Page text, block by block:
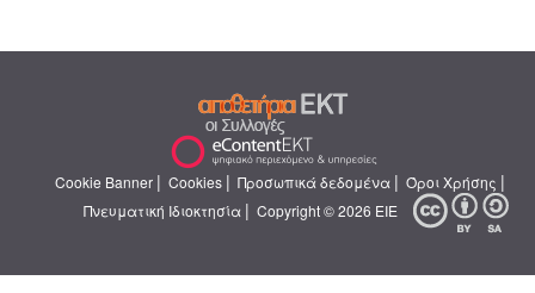
Cookie Banner | Cookies | Προσωπικά δεδομένα | Όροι Χρήσης |
Πνευματική Ιδιοκτησία | Copyright © 2026 ΕΙΕ